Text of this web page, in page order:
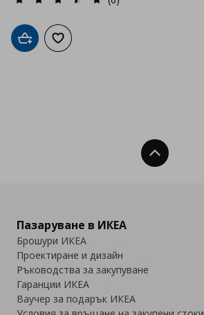
Добави в кошницата
Добави към списъка с любими
Нагоре
Пазаруване в ИКЕА
Брошури ИКЕА
Проектиране и дизайн
Ръководства за закупуване
Гаранции ИКЕА
Ваучер за подарък ИКЕА